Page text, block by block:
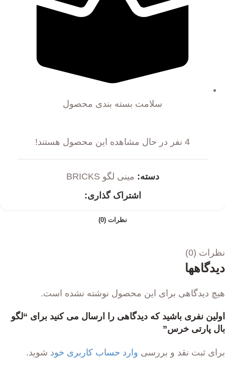
سلامت بسته بندی محصول
4 نفر در حال مشاهده این محصول هستند!
دسته: مینی لگو BRICKS
اشتراک گذاری:
نظرات (0)
نظرات (0)
دیدگاهها
هیچ دیدگاهی برای این محصول نوشته نشده است.
اولین نفری باشید که دیدگاهی را ارسال می کنید برای “لگو
بال پارتی خرس”
برای ثبت نقد و بررسی وارد حساب کاربری خود شوید.